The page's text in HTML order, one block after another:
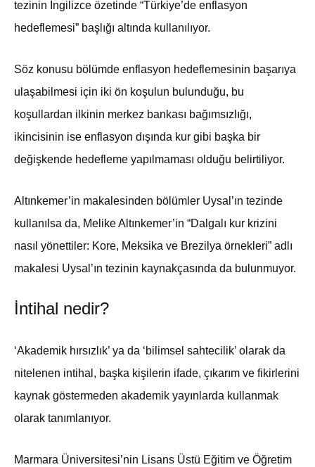
tezinin İngilizce özetinde “Türkiye’de enflasyon
hedeflemesi” başlığı altında kullanılıyor.
Söz konusu bölümde enflasyon hedeflemesinin başarıya
ulaşabilmesi için iki ön koşulun bulunduğu, bu
koşullardan ilkinin merkez bankası bağımsızlığı,
ikincisinin ise enflasyon dışında kur gibi başka bir
değişkende hedefleme yapılmaması olduğu belirtiliyor.
Altınkemer’in makalesinden bölümler Uysal’ın tezinde
kullanılsa da, Melike Altınkemer’in “Dalgalı kur krizini
nasıl yönettiler: Kore, Meksika ve Brezilya örnekleri” adlı
makalesi Uysal’ın tezinin kaynakçasında da bulunmuyor.
İntihal nedir?
‘Akademik hırsızlık’ ya da ‘bilimsel sahtecilik’ olarak da
nitelenen intihal, başka kişilerin ifade, çıkarım ve fikirlerini
kaynak göstermeden akademik yayınlarda kullanmak
olarak tanımlanıyor.
Marmara Üniversitesi’nin Lisans Üstü Eğitim ve Öğretim